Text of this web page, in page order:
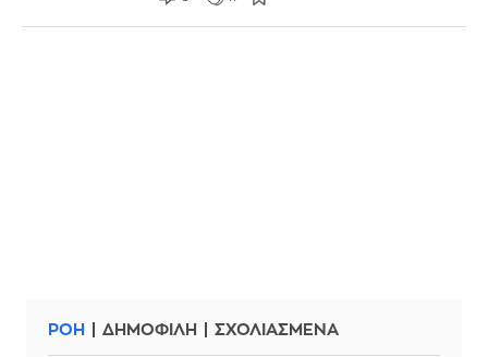
ΡΟΗ ΔΗΜΟΦΙΛΗ ΣΧΟΛΙΑΣΜΕΝΑ